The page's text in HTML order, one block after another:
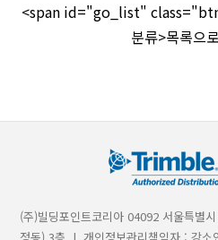
<span id="go_list"
분류>목록으
(주)빌딩포인트코리아 04092 서울특별